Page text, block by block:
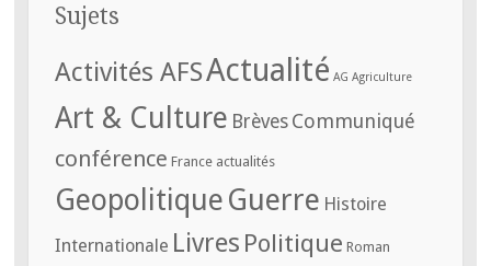
Sujets
Activités AFSActualité AG Agriculture
Art & Culture Brèves Communiqué
conférence France actualités
GeopolitiqueGuerre Histoire
Internationale Livres Politique Roman